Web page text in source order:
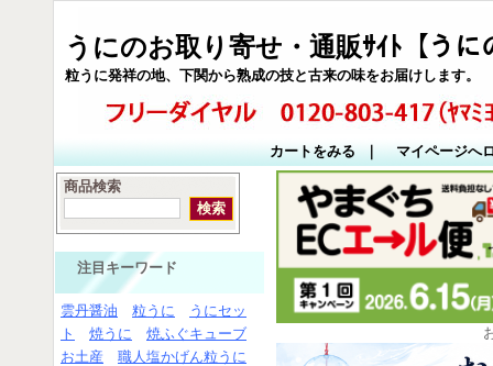
うにのお取り寄せ・通販ｻｲﾄ【うに
粒うに発祥の地、下関から熟成の技と古来の味をお届けします。
カートをみる マイページへ
商品検索
注目キーワード
雲丹醤油 粒うに
うにセッ
ト
焼うに
焼ふぐキューブ
お土産
職人塩かげん粒うに